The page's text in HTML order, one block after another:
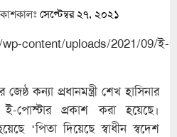
সেপ্টেম্বর ২৭, ২০২১
কন্যা প্রধানমন্ত্রী শেখ হাসিনার
পোস্টার প্রকাশ করা হয়েছে।
‘পিতা দিয়েছে স্বাধীন স্বদেশ